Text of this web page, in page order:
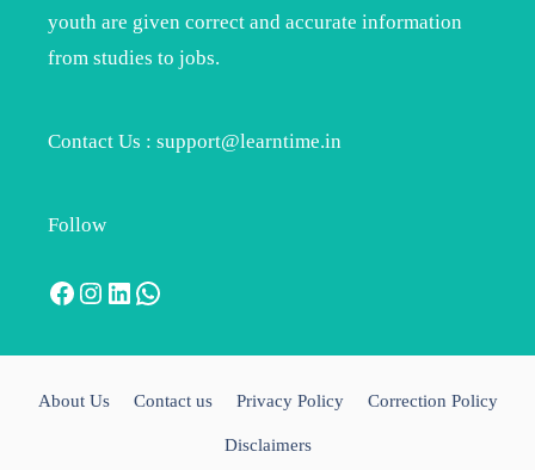
youth are given correct and accurate information
from studies to jobs.
Contact Us : support@learntime.in
Follow
Facebook
Instagram
LinkedIn
WhatsApp
About Us Contact us Privacy Policy Correction Policy
Disclaimers